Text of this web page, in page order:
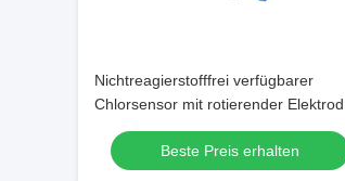
Nichtreagierstofffrei verfügbarer
Chlorsensor mit rotierender Elektrode
zur kontinuierlichen Online-Messung
Beste Preis erhalten